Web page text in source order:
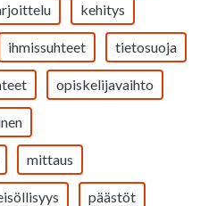
kehitys
ihmissuhteet tietosuoja
opiskelijavaihto
mittaus
päästöt